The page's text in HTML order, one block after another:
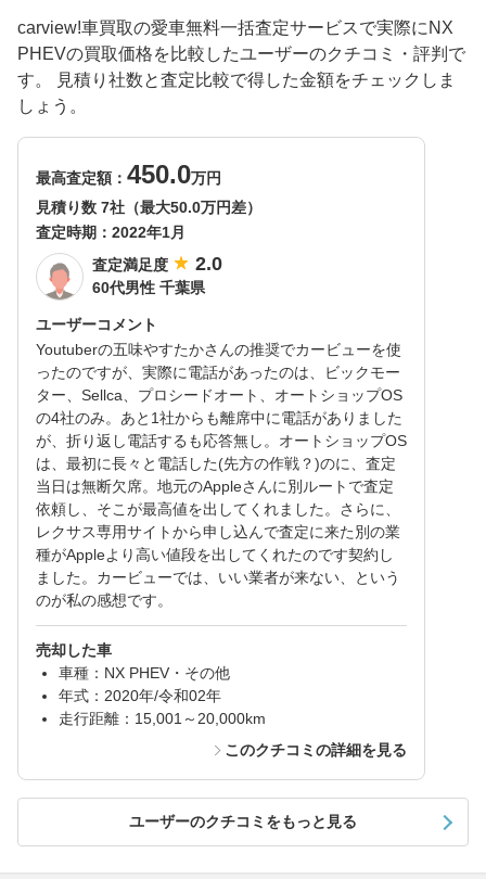
carview!車買取の愛車無料一括査定サービスで実際にNX
PHEVの買取価格を比較したユーザーのクチコミ・評判で
す。 見積り社数と査定比較で得した金額をチェックしま
しょう。
最高査定額： 450.0万円
見積り数 7社（最大50.0万円差）
査定時期： 2022年1月
査定満足度
2.0
60代男性 千葉県
ユーザーコメント
Youtuberの五味やすたかさんの推奨でカービューを使
ったのですが、実際に電話があったのは、ビックモー
ター、Sellca、プロシードオート、オートショップOS
の4社のみ。あと1社からも離席中に電話がありました
が、折り返し電話するも応答無し。オートショップOS
は、最初に長々と電話した(先方の作戦？)のに、査定
当日は無断欠席。地元のAppleさんに別ルートで査定
依頼し、そこが最高値を出してくれました。さらに、
レクサス専用サイトから申し込んで査定に来た別の業
種がAppleより高い値段を出してくれたのです契約し
ました。カービューでは、いい業者が来ない、という
のが私の感想です。
売却した車
車種：NX PHEV・その他
年式：2020年/令和02年
走行距離：15,001～20,000km
このクチコミの詳細を見る
ユーザーのクチコミをもっと見る